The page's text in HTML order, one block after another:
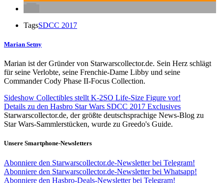
TagsSDCC 2017
Marian Setny
Marian ist der Gründer von Starwarscollector.de. Sein Herz schlägt
für seine Verlobte, seine Frenchie-Dame Libby und seine
Commander Cody Phase II-Focus Collection.
Sideshow Collectibles stellt K-2SO Life-Size Figure vor!
Details zu den Hasbro Star Wars SDCC 2017 Exclusives
Starwarscollector.de, der größte deutschsprachige News-Blog zu
Star Wars-Sammlerstücken, wurde zu Greedo's Guide.
Unsere Smartphone-Newsletters
Abonniere den Starwarscollector.de-Newsletter bei Telegram!
Abonniere den Starwarscollector.de-Newsletter bei Whatsapp!
Abonniere den Hasbro-Deals-Newsletter bei Telegram!